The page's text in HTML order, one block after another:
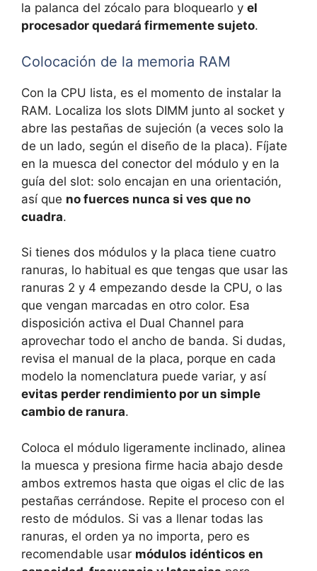
la palanca del zócalo para bloquearlo y el
procesador quedará firmemente sujeto.
Colocación de la memoria RAM
Con la CPU lista, es el momento de instalar la
RAM. Localiza los slots DIMM junto al socket y
abre las pestañas de sujeción (a veces solo la
de un lado, según el diseño de la placa). Fíjate
en la muesca del conector del módulo y en la
guía del slot: solo encajan en una orientación,
así que no fuerces nunca si ves que no
cuadra.
Si tienes dos módulos y la placa tiene cuatro
ranuras, lo habitual es que tengas que usar las
ranuras 2 y 4 empezando desde la CPU, o las
que vengan marcadas en otro color. Esa
disposición activa el Dual Channel para
aprovechar todo el ancho de banda. Si dudas,
revisa el manual de la placa, porque en cada
modelo la nomenclatura puede variar, y así
evitas perder rendimiento por un simple
cambio de ranura.
Coloca el módulo ligeramente inclinado, alinea
la muesca y presiona firme hacia abajo desde
ambos extremos hasta que oigas el clic de las
pestañas cerrándose. Repite el proceso con el
resto de módulos. Si vas a llenar todas las
ranuras, el orden ya no importa, pero es
recomendable usar módulos idénticos en